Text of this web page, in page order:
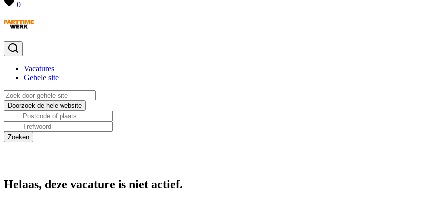
0
Vacatures
Gehele site
Helaas, deze vacature is niet actief.